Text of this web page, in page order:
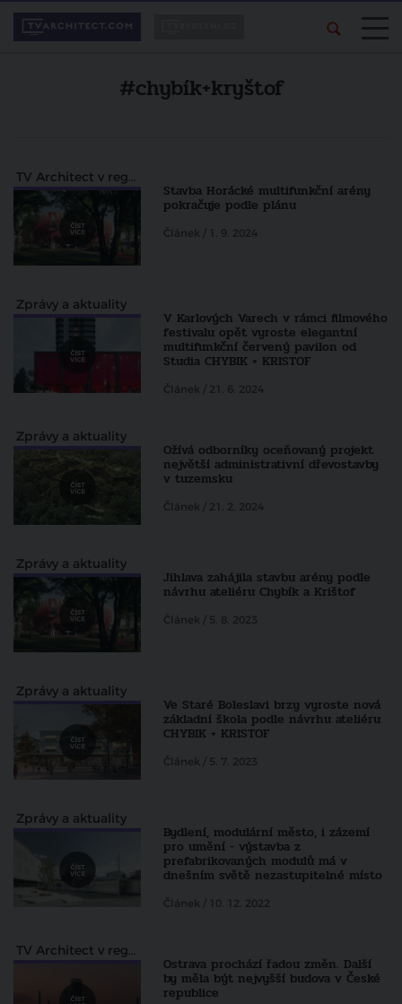
#chybík+kryštof
TV Architect v regionech
Stavba Horácké multifunkční arény
pokračuje podle plánu
Článek / 1. 9. 2024
Zprávy a aktuality
V Karlových Varech v rámci filmového
festivalu opět vyroste elegantní
multifunkční červený pavilon od
Studia CHYBIK + KRISTOF
Článek / 21. 6. 2024
Zprávy a aktuality
Ožívá odborníky oceňovaný projekt
největší administrativní dřevostavby
v tuzemsku
Článek / 21. 2. 2024
Zprávy a aktuality
Jihlava zahájila stavbu arény podle
návrhu ateliéru Chybík a Krištof
Článek / 5. 8. 2023
Zprávy a aktuality
Ve Staré Boleslavi brzy vyroste nová
základní škola podle návrhu ateliéru
CHYBIK + KRISTOF
Článek / 5. 7. 2023
Zprávy a aktuality
Bydlení, modulární město, i zázemí
pro umění - výstavba z
prefabrikovaných modulů má v
dnešním světě nezastupitelné místo
Článek / 10. 12. 2022
TV Architect v regionech
Ostrava prochází řadou změn. Další
by měla být nejvyšší budova v České
republice